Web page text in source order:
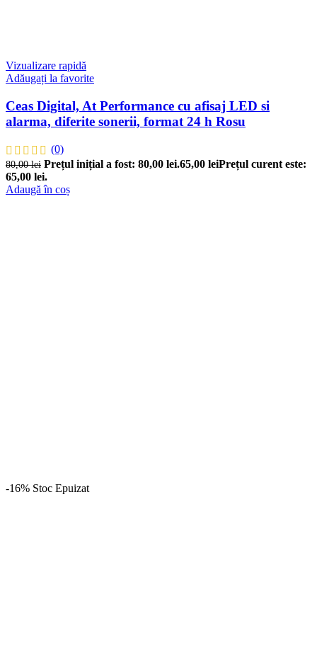
Vizualizare rapidă
Adăugați la favorite
Ceas Digital, At Performance cu afisaj LED si
alarma, diferite sonerii, format 24 h Rosu
(0)
80,00lei Prețul inițial a fost: 80,00 lei.65,00 leiPrețul curent este:
65,00 lei.
Adaugă în coș
-16% Stoc Epuizat